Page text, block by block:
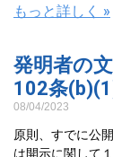
もっと詳しく »
発明者の
102条
08/04/2023
原則、すでに公
は開示に関して